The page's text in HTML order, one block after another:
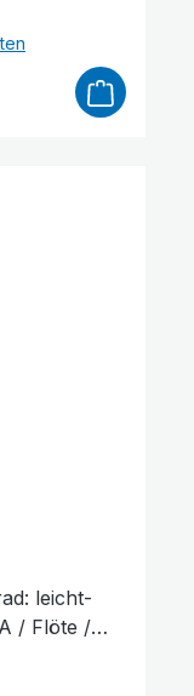
beträgt ca.
nach
leicht-
/ Flöte /
Mandoline
lib.) /